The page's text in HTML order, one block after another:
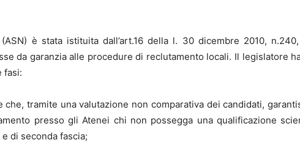
(ASN) è stata istituita dall’art.16 della l. 30 dicembre 2010,
da garanzia alle procedure di reclutamento locali. Il legislatore
fasi:
che, tramite una valutazione non comparativa dei candidati,
presso gli Atenei chi non possegga una qualificazione
di seconda fascia;